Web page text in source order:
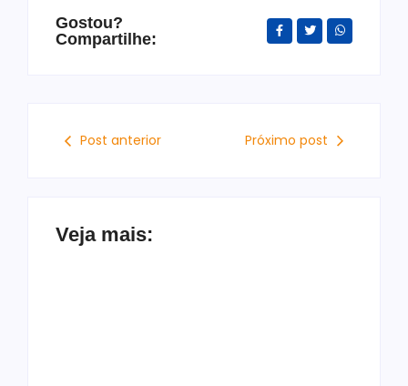
Gostou?
Compartilhe:
Post anterior Próximo post
Veja mais: